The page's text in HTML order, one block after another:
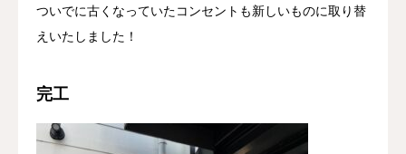
ついでに古くなっていたコンセントも新しいものに取り替
えいたしました！
完工